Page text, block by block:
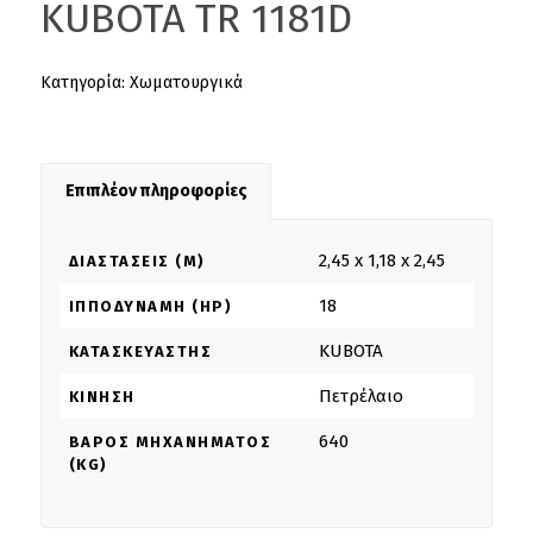
KUBOTA TR 1181D
Κατηγορία: Χωματουργικά
Επιπλέον πληροφορίες
ΔΙΑΣΤΆΣΕΙΣ (M) 2,45 x 1,18 x 2,45
ΙΠΠΟΔΎΝΑΜΗ (HP) 18
ΚΑΤΑΣΚΕΥΑΣΤΉΣ KUBOTA
ΚΊΝΗΣΗ Πετρέλαιο
ΒΆΡΟΣ ΜΗΧΑΝΉΜΑΤΟΣ
(KG)
640